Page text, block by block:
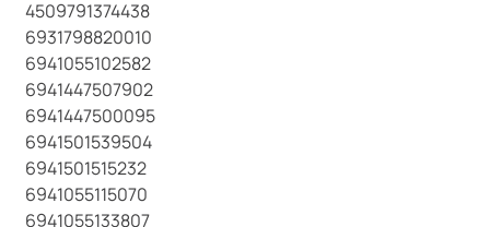
4509791374438
6931798820010
6941055102582
6941447507902
6941447500095
6941501539504
6941501515232
6941055115070
6941055133807